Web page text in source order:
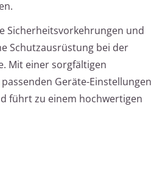
Sicherheitsvorkehrungen und
Schutzausrüstung bei der
Mit einer sorgfältigen
Geräte-Einstellungen
führt zu einem hochwertigen